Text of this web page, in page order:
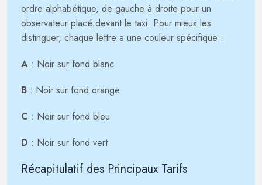
ordre alphabétique, de gauche à droite pour un
observateur placé devant le taxi. Pour mieux les
distinguer, chaque lettre a une couleur spécifique :
A : Noir sur fond blanc
B : Noir sur fond orange
C : Noir sur fond bleu
D : Noir sur fond vert
Récapitulatif des Principaux Tarifs